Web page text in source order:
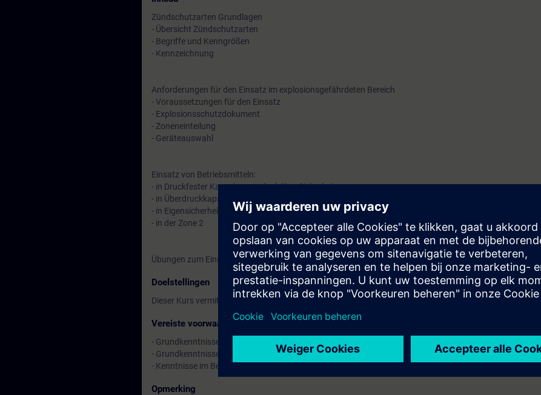
Zündschutzarten Grundlagen
- Übersicht Zündschutzarten
- Begriffe und Kenngrößen
- Kennzeichnung
Anforderungen für den Einsatz im explosionsgefährdeten Bereich
- Voraussetzungen für den Einsatz
- Explosionsschutzdokument
- Zoneneinteilung
- Geräteauswahl
Einsatz von Betriebsmitteln:
- in Druckfester Kapselung und erhöhte Sicherheit
- in Überdruckkapselung
- in Eigensicherheit (Eigensichere Feldbusse)
- in der Zone 2
Übungen zum Einsatz
Doelstellingen
Dieser Kurs vermittelt Ihnen Grundkenntnisse des Explosionsschutzes.
Vereiste voorwaarden
- Grundkenntnisse von Gasanalysatoren
- Grundkenntnisse in Windows
- Kenntnisse im Beurteilen der Ergebnisse von Prozessanalysatoren
Opmerking